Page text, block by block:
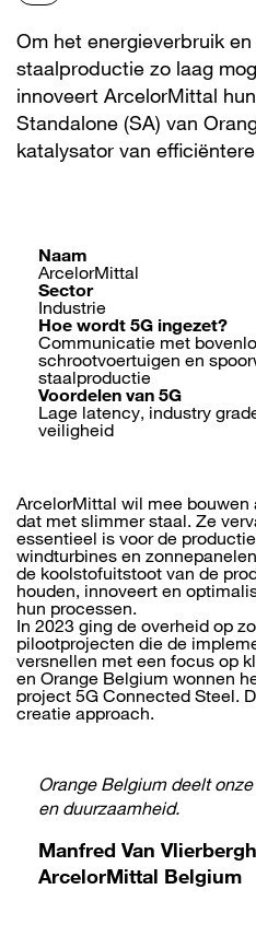
Om het energieverbruik
staalproductie zo laag
innoveert ArcelorMittal
Standalone (SA) van
katalysator van
Naam
ArcelorMittal
Sector
Industrie
Hoe wordt 5G ingezet?
Communicatie met
schrootvoertuigen en
staalproductie
Voordelen van 5G
Lage latency, industry
veiligheid
ArcelorMittal wil mee bouwen
dat met slimmer staal. Ze
essentieel is voor de
windturbines en
de koolstofuitstoot van de
houden, innoveert en
hun processen.
In 2023 ging de overheid op
pilootprojecten die de
versnellen met een focus op
en Orange Belgium wonnen
project 5G Connected Steel.
creatie approach.
Orange Belgium deelt
en duurzaamheid.
Manfred Van
ArcelorMittal Belgium